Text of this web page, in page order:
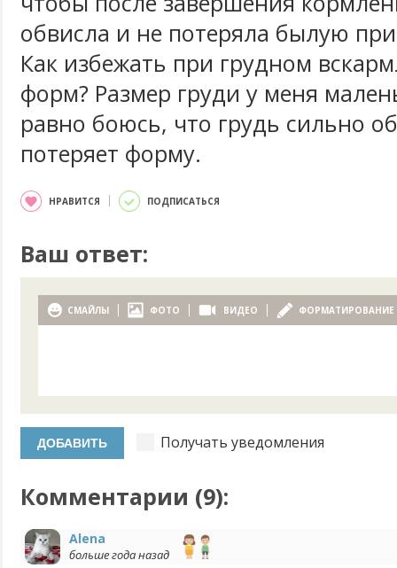
обвисла и не потеряла былую
Как избежать при грудном
форм? Размер груди у меня
равно боюсь, что грудь сильно
потеряет форму.
НРАВИТСЯ ПОДПИСАТЬСЯ
Ваш ответ:
СМАЙЛЫ ФОТО ВИДЕО ФОРМАТИРОВАНИЕ
Получать уведомления
Комментарии (9):
Alena
больше года назад